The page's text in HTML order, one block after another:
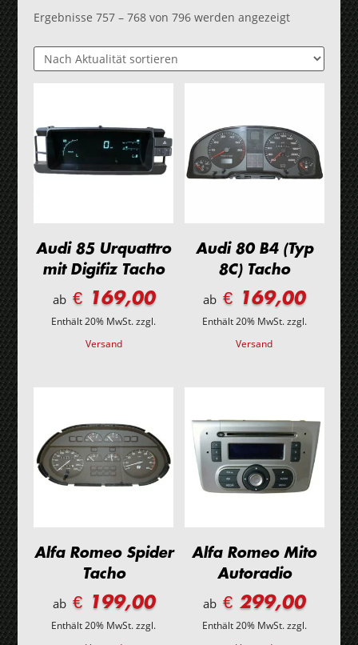
Ergebnisse 757 – 768 von 796 werden angezeigtNach
sortiert
Audi 85 Urquattro
mit Digifiz Tacho
ab€ 169,00
Enthält 20% MwSt.zzgl.
Versand
Audi 80 B4 (Typ
8C) Tacho
ab € 169,00
Enthält 20% MwSt.zzgl.
Versand
Alfa Romeo Spider
Tacho
ab€ 199,00
Enthält 20% MwSt.zzgl.
Alfa Romeo Mito
Autoradio
ab € 299,00
Enthält 20% MwSt.zzgl.